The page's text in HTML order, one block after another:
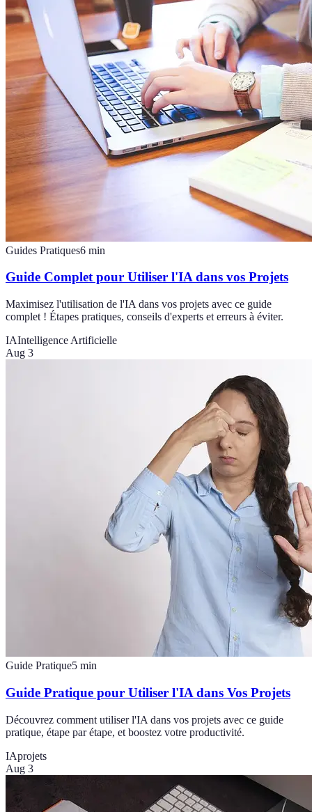
Guides Pratiques6 min
Guide Complet pour Utiliser l'IA dans vos Projets
Maximisez l'utilisation de l'IA dans vos projets avec ce guide
complet ! Étapes pratiques, conseils d'experts et erreurs à éviter.
IAIntelligence Artificielle
Aug 3
Guide Pratique5 min
Guide Pratique pour Utiliser l'IA dans Vos Projets
Découvrez comment utiliser l'IA dans vos projets avec ce guide
pratique, étape par étape, et boostez votre productivité.
IAprojets
Aug 3